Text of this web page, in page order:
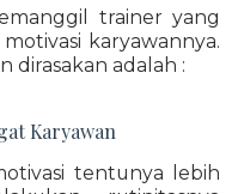
trainer yang
karyawannya.
dirasakan adalah :
Karyawan
tentunya lebih